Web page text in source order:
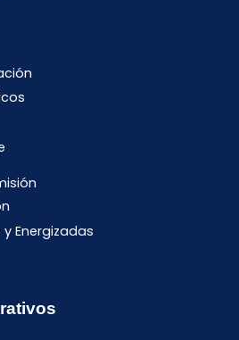
Energizadas